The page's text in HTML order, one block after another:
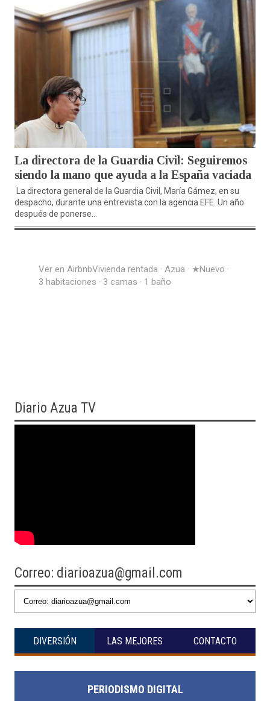
La directora de la Guardia Civil: Seguiremos
siendo la mano que ayuda a la España vaciada
La directora general de la Guardia Civil, María Gámez, en su
despacho, durante una entrevista con la agencia EFE. Un año
después de ponerse...
Ver en AirbnbVivienda rentada · Azua · ★Nuevo ·
3 habitaciones · 3 camas · 1 baño
Diario Azua TV
Correo: diarioazua@gmail.com
DIVERSIÓN LAS MEJORES CONTACTO
PERIODISMO DIGITAL